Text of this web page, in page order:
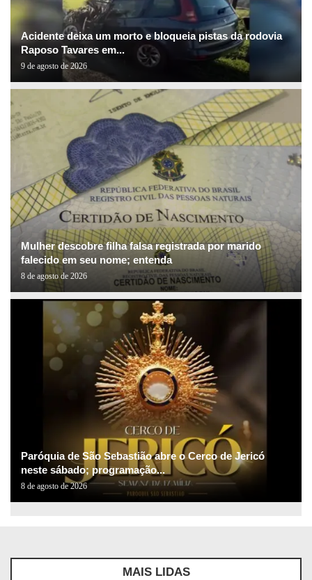
Acidente deixa um morto e bloqueia pistas da rodovia
Raposo Tavares em...
9 de agosto de 2026
Mulher descobre filha falsa registrada por marido
falecido em seu nome; entenda
8 de agosto de 2026
Paróquia de São Sebastião abre o Cerco de Jericó
neste sábado; programação...
8 de agosto de 2026
MAIS LIDAS